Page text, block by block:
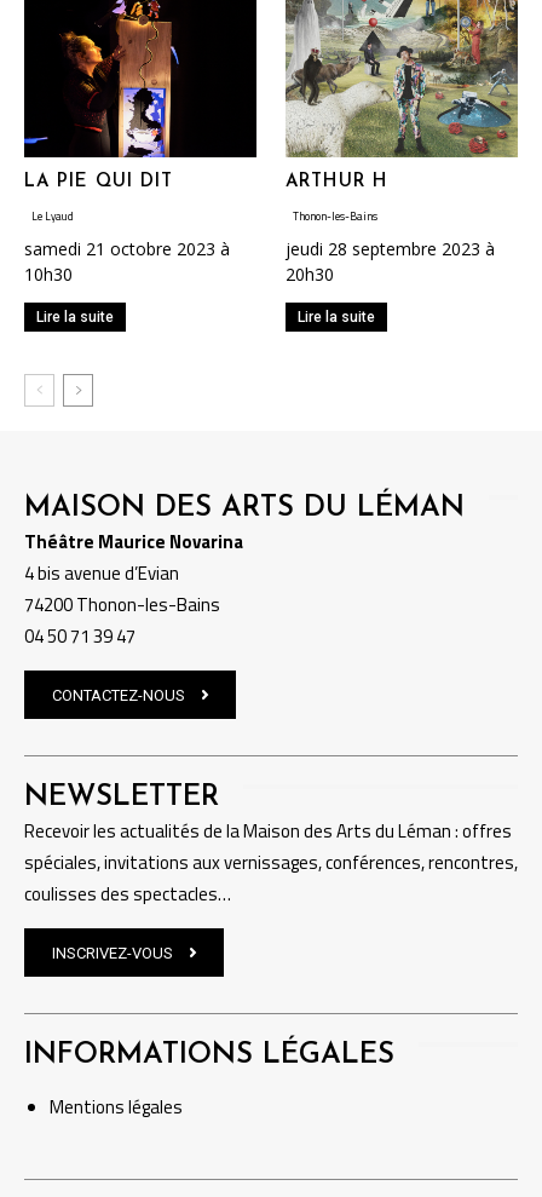
LA PIE QUI DIT
Le Lyaud
samedi 21 octobre 2023 à
10h30
Lire la suite
ARTHUR H
Thonon-les-Bains
jeudi 28 septembre 2023 à
20h30
Lire la suite
MAISON DES ARTS DU LÉMAN
Théâtre Maurice Novarina
4 bis avenue d’Evian
74200 Thonon-les-Bains
04 50 71 39 47
CONTACTEZ-NOUS
NEWSLETTER
Recevoir les actualités de la Maison des Arts du Léman : offres
spéciales, invitations aux vernissages, conférences, rencontres,
coulisses des spectacles…
INSCRIVEZ-VOUS
INFORMATIONS LÉGALES
Mentionslégales